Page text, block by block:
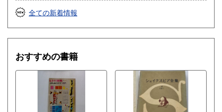
全ての新着情報
おすすめの書籍